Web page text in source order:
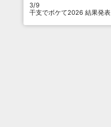
3/9
干支でボケて2026 結果発表